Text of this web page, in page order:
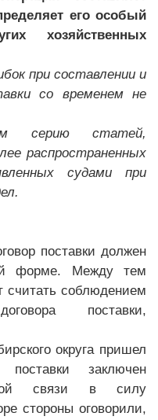
его особый
хозяйственных
при составлении и
со временем не
серию статей,
распространенных
судами при
поставки должен
форме. Между тем
считать соблюдением
поставки,
округа пришел
заключен
связи в силу
стороны оговорили,